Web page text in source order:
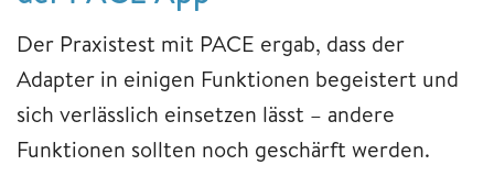
Der Praxistest mit PACE ergab, dass der
Adapter in einigen Funktionen begeistert und
sich verlässlich einsetzen lässt – andere
Funktionen sollten noch geschärft werden.